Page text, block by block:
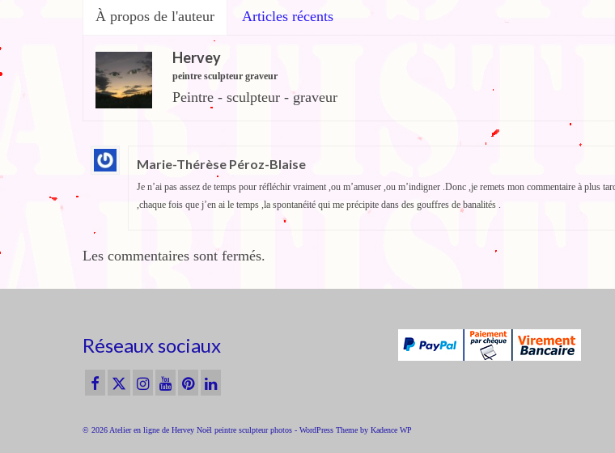
À propos de l'auteur Articles récents
Hervey
peintre sculpteur graveur
Peintre - sculpteur - graveur
Marie-Thérèse Péroz-Blaise
Je n’ai pas assez de temps pour réfléchir vraiment ,ou m’amuser ,ou m’indigner .Donc ,je remets mon commentaire à plus
,chaque fois que j’en ai le temps ,la spontanéité qui me précipite dans des gouffres de banalités .
Les commentaires sont fermés.
Réseaux sociaux
© 2026 Atelier en ligne de Hervey Noël peintre sculpteur photos - WordPress Theme by Kadence WP